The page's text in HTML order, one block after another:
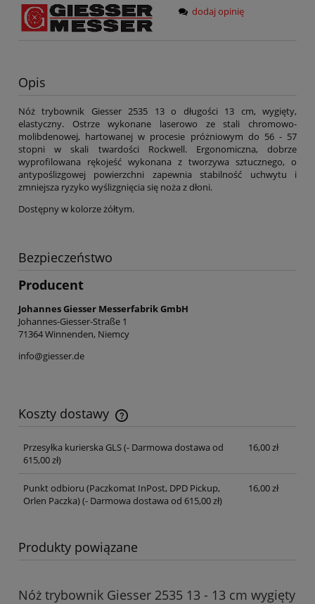
dodaj opinię
Opis
Nóż trybownik Giesser 2535 13 o długości 13 cm, wygięty,
elastyczny. Ostrze wykonane laserowo ze stali chromowo-
molibdenowej, hartowanej w procesie próżniowym do 56 - 57
stopni w skali twardości Rockwell. Ergonomiczna, dobrze
wyprofilowana rękojeść wykonana z tworzywa sztucznego, o
antypoślizgowej powierzchni zapewnia stabilność uchwytu i
zmniejsza ryzyko wyślizgnięcia się noża z dłoni.
Dostępny w kolorze żółtym.
Bezpieczeństwo
Producent
Johannes Giesser Messerfabrik GmbH
Johannes-Giesser-Straße 1
71364 Winnenden, Niemcy
info@giesser.de
Koszty dostawy
Cena nie zawiera ewentualnych kosztów płatności
Przesyłka kurierska GLS(- Darmowa dostawa od
615,00 zł)
16,00 zł
Punkt odbioru (Paczkomat InPost, DPD Pickup,
Orlen Paczka)(- Darmowa dostawa od 615,00 zł)
16,00 zł
Produkty powiązane
Nóż trybownik Giesser 2535 13 - 13 cm wygięty